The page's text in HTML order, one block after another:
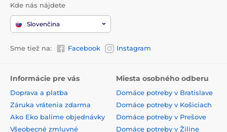
Kde nás nájdete
Slovenčina
Sme tiež na: Facebook Instagram
Informácie pre vás
Doprava a platba
Záruka vrátenia zdarma
Ako Eko balíme objednávky
Všeobecné zmluvné
Miesta osobného odberu
Domáce potreby v Bratislave
Domáce potreby v Košiciach
Domáce potreby v Prešove
Domáce potreby v Žiline